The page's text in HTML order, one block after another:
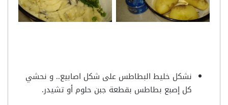
نشكل خليط البطاطس على شكل اصابيع.. و نحشي
كل إصبع بطاطس بقطعة جبن حلوم أو تشيدر.